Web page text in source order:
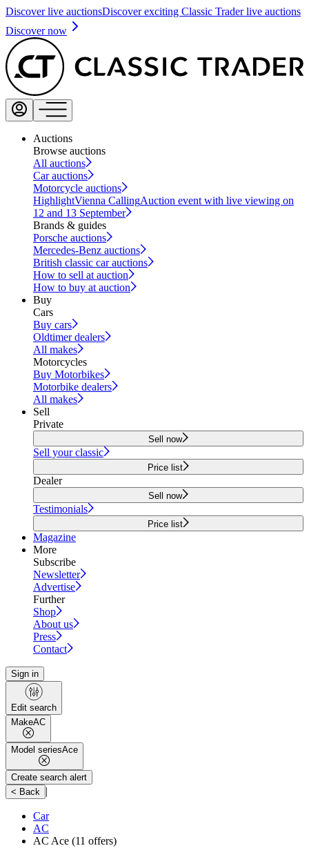
Discover live auctionsDiscover exciting Classic Trader live auctions
Discover now
Auctions
Browse auctions
All auctions
Car auctions
Motorcycle auctions
HighlightVienna CallingAuction event with live viewing on
12 and 13 September
Brands & guides
Porsche auctions
Mercedes-Benz auctions
British classic car auctions
How to sell at auction
How to buy at auction
Buy
Cars
Buy cars
Oldtimer dealers
All makes
Motorcycles
Buy Motorbikes
Motorbike dealers
All makes
Sell
Private
Sell now
Sell your classic
Price list
Dealer
Sell now
Testimonials
Price list
Magazine
More
Subscribe
Newsletter
Advertise
Further
Shop
About us
Press
Contact
Sign in
Edit search
MakeAC
Model seriesAce
Create search alert
< Back |
Car
AC
AC Ace (11 offers)